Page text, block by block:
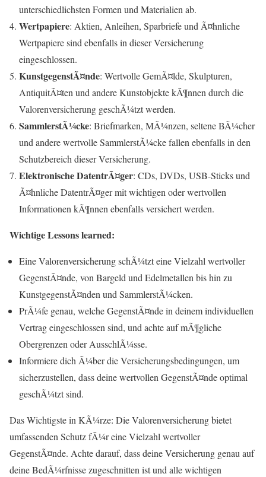
unterschiedlichsten Formen und Materialien ab.
Wertpapiere: Aktien, Anleihen, Sparbriefe und Ã¤hnliche
Wertpapiere sind ebenfalls in dieser Versicherung
eingeschlossen.
KunstgegenstÃ¤nde: Wertvolle GemÃ¤lde, Skulpturen,
AntiquitÃ¤ten und andere Kunstobjekte kÃ¶nnen durch die
Valorenversicherung geschÃ¼tzt werden.
SammlerstÃ¼cke: Briefmarken, MÃ¼nzen, seltene BÃ¼cher
und andere wertvolle SammlerstÃ¼cke fallen ebenfalls in den
Schutzbereich dieser Versicherung.
Elektronische DatentrÃ¤ger: CDs, DVDs, USB-Sticks und
Ã¤hnliche DatentrÃ¤ger mit wichtigen oder wertvollen
Informationen kÃ¶nnen ebenfalls versichert werden.
Wichtige Lessons learned:
Eine Valorenversicherung schÃ¼tzt eine Vielzahl wertvoller
GegenstÃ¤nde, von Bargeld und Edelmetallen bis hin zu
KunstgegenstÃ¤nden und SammlerstÃ¼cken.
PrÃ¼fe genau, welche GegenstÃ¤nde in deinem individuellen
Vertrag eingeschlossen sind, und achte auf mÃ¶gliche
Obergrenzen oder AusschlÃ¼sse.
Informiere dich Ã¼ber die Versicherungsbedingungen, um
sicherzustellen, dass deine wertvollen GegenstÃ¤nde optimal
geschÃ¼tzt sind.
Das Wichtigste in KÃ¼rze: Die Valorenversicherung bietet
umfassenden Schutz fÃ¼r eine Vielzahl wertvoller
GegenstÃ¤nde. Achte darauf, dass deine Versicherung genau auf
deine BedÃ¼rfnisse zugeschnitten ist und alle wichtigen